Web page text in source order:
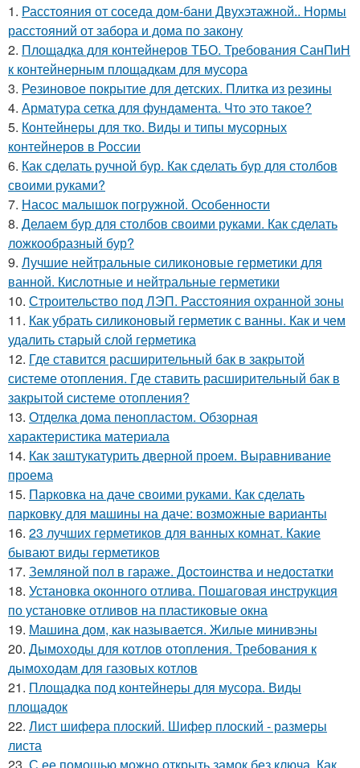
1. Расстояния от соседа дом-бани Двухэтажной.. Нормы
расстояний от забора и дома по закону
2. Площадка для контейнеров ТБО. Требования СанПиН
к контейнерным площадкам для мусора
3. Резиновое покрытие для детских. Плитка из резины
4. Арматура сетка для фундамента. Что это такое?
5. Контейнеры для тко. Виды и типы мусорных
контейнеров в России
6. Как сделать ручной бур. Как сделать бур для столбов
своими руками?
7. Насос малышок погружной. Особенности
8. Делаем бур для столбов своими руками. Как сделать
ложкообразный бур?
9. Лучшие нейтральные силиконовые герметики для
ванной. Кислотные и нейтральные герметики
10. Строительство под ЛЭП. Расстояния охранной зоны
11. Как убрать силиконовый герметик с ванны. Как и чем
удалить старый слой герметика
12. Где ставится расширительный бак в закрытой
системе отопления. Где ставить расширительный бак в
закрытой системе отопления?
13. Отделка дома пенопластом. Обзорная
характеристика материала
14. Как заштукатурить дверной проем. Выравнивание
проема
15. Парковка на даче своими руками. Как сделать
парковку для машины на даче: возможные варианты
16. 23 лучших герметиков для ванных комнат. Какие
бывают виды герметиков
17. Земляной пол в гараже. Достоинства и недостатки
18. Установка оконного отлива. Пошаговая инструкция
по установке отливов на пластиковые окна
19. Машина дом, как называется. Жилые минивэны
20. Дымоходы для котлов отопления. Требования к
дымоходам для газовых котлов
21. Площадка под контейнеры для мусора. Виды
площадок
22. Лист шифера плоский. Шифер плоский - размеры
листа
23. С ее помощью можно открыть замок без ключа. Как